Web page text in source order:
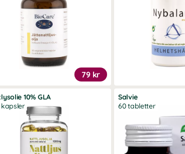
79 kr
10% GLA
kapsler
Salvie
60 tabletter